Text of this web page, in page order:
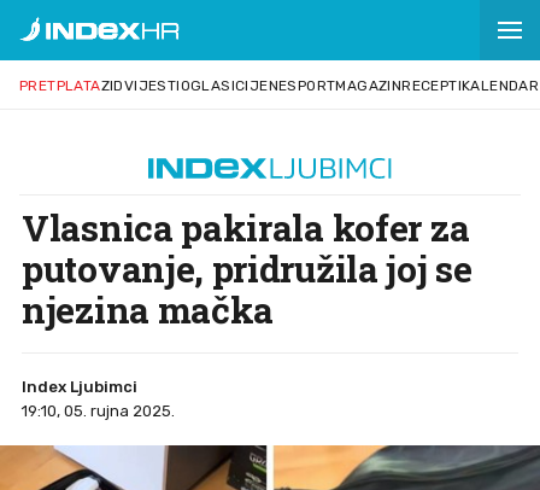
PRETPLATAZIDVIJESTIOGLASICIJENESPORTMAGAZINRECEPTIKALENDAR
Vlasnica pakirala kofer za
putovanje, pridružila joj se
njezina mačka
Index Ljubimci
19:10, 05. rujna 2025.